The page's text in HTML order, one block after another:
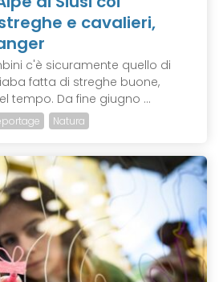
e cavalieri,
c'è sicuramente quello di
fatta di streghe buone,
tempo. Da fine giugno ...
Natura